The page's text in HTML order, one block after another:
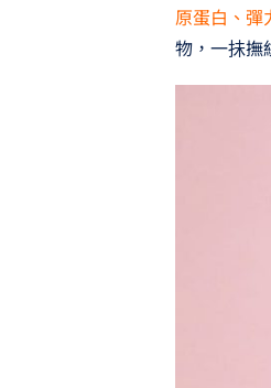
原蛋白、彈
物，一抺撫